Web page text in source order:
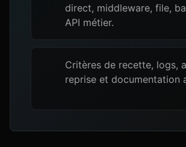
direct, middleware, file,
API métier.
Critères de recette, logs,
reprise et documentation